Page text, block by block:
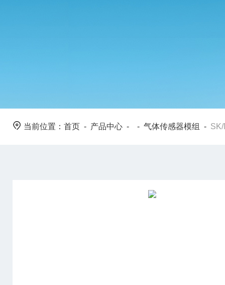
当前位置： 首页 - 产品中心 - - 气体传感器模组 -